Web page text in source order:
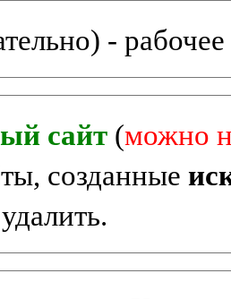
-
сайт (можно
созданные